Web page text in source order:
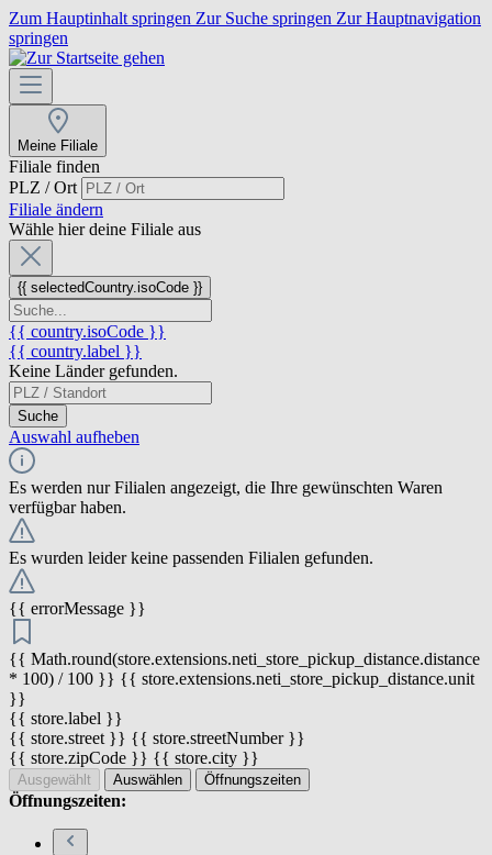
Zum Hauptinhalt springen Zur Suche springen Zur Hauptnavigation
springen
Meine Filiale
Filiale finden
PLZ / Ort
Filiale ändern
Wähle hier deine Filiale aus
{{ selectedCountry.isoCode }}
{{ country.isoCode }}
{{ country.label }}
Keine Länder gefunden.
Suche
Auswahl aufheben
Es werden nur Filialen angezeigt, die Ihre gewünschten Waren
verfügbar haben.
Es wurden leider keine passenden Filialen gefunden.
{{ errorMessage }}
{{ Math.round(store.extensions.neti_store_pickup_distance.distance
* 100) / 100 }} {{ store.extensions.neti_store_pickup_distance.unit
}}
{{ store.label }}
{{ store.street }} {{ store.streetNumber }}
{{ store.zipCode }} {{ store.city }}
Ausgewählt Auswählen Öffnungszeiten
Öffnungszeiten: